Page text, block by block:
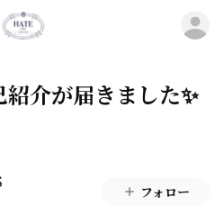
介が届きました✨
フォロー